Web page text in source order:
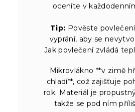
oceníte v
Tip: Pověste
vyprání, aby se
Jak povlečení zvládá
Mikrovlákno **v zimě
chladí**, což zajišťuje
rok. Materiál je
takže se pod ním